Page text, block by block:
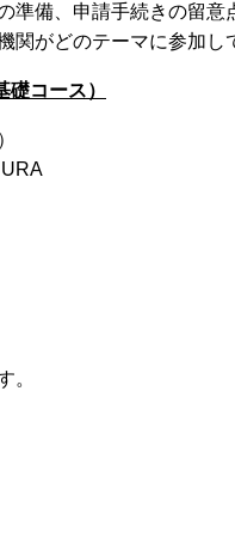
備、申請手続きの留意
がどのテーマに参加し
コース）
。